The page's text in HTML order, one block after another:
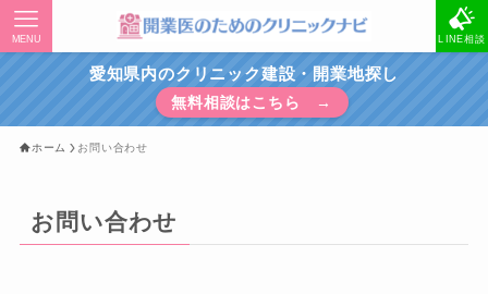
LINE相談
MENU
愛知県内のクリニック建設・開業地探し
無料相談はこちら →
ホーム お問い合わせ
お問い合わせ